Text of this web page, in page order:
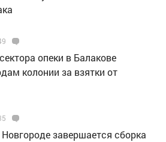
опеки в Балакове
колонии за взятки от
завершается сборка